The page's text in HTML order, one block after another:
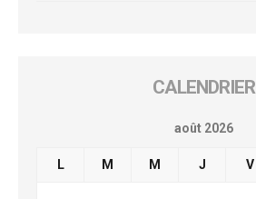
CALENDRIER
août 2026
L M M J V